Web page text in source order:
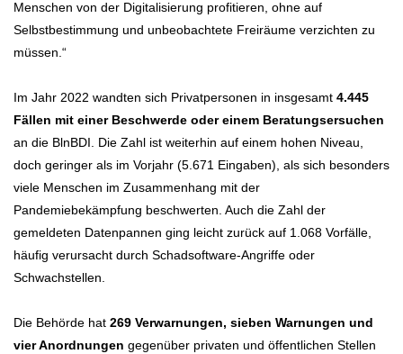
Menschen von der Digitalisierung profitieren, ohne auf
Selbstbestimmung und unbeobachtete Freiräume verzichten zu
müssen.“
Im Jahr 2022 wandten sich Privatpersonen in insgesamt 4.445
Fällen mit einer Beschwerde oder einem Beratungsersuchen
an die BlnBDI. Die Zahl ist weiterhin auf einem hohen Niveau,
doch geringer als im Vorjahr (5.671 Eingaben), als sich besonders
viele Menschen im Zusammenhang mit der
Pandemiebekämpfung beschwerten. Auch die Zahl der
gemeldeten Datenpannen ging leicht zurück auf 1.068 Vorfälle,
häufig verursacht durch Schadsoftware-Angriffe oder
Schwachstellen.
Die Behörde hat 269 Verwarnungen, sieben Warnungen und
vier Anordnungen gegenüber privaten und öffentlichen Stellen